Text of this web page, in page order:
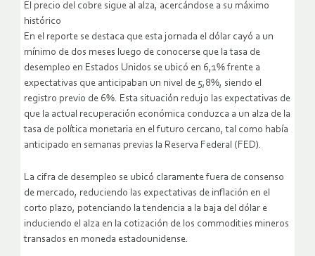
El precio del cobre sigue al alza, acercándose a su máximo
histórico
En el reporte se destaca que esta jornada el dólar cayó a un
mínimo de dos meses luego de conocerse que la tasa de
desempleo en Estados Unidos se ubicó en 6,1% frente a
expectativas que anticipaban un nivel de 5,8%, siendo el
registro previo de 6%. Esta situación redujo las expectativas de
que la actual recuperación económica conduzca a un alza de la
tasa de política monetaria en el futuro cercano, tal como había
anticipado en semanas previas la Reserva Federal (FED).
La cifra de desempleo se ubicó claramente fuera de consenso
de mercado, reduciendo las expectativas de inflación en el
corto plazo, potenciando la tendencia a la baja del dólar e
induciendo el alza en la cotización de los commodities mineros
transados en moneda estadounidense.